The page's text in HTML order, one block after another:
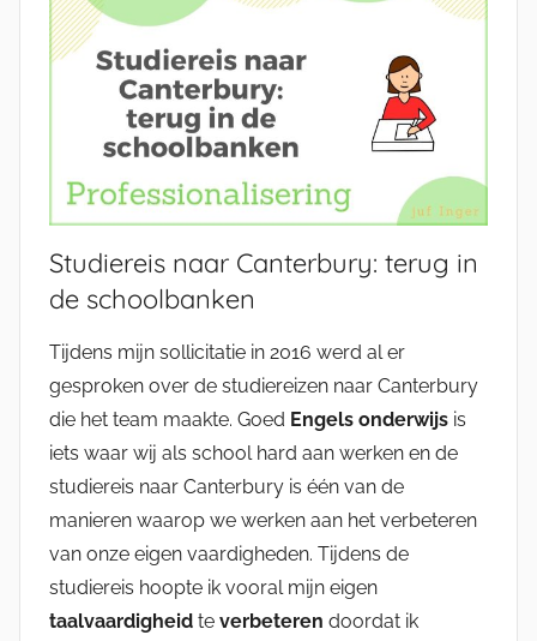
Studiereis naar Canterbury: terug in
de schoolbanken
Tijdens mijn sollicitatie in 2016 werd al er
gesproken over de studiereizen naar Canterbury
die het team maakte. Goed Engels onderwijs is
iets waar wij als school hard aan werken en de
studiereis naar Canterbury is één van de
manieren waarop we werken aan het verbeteren
van onze eigen vaardigheden. Tijdens de
studiereis hoopte ik vooral mijn eigen
taalvaardigheid te verbeteren doordat ik